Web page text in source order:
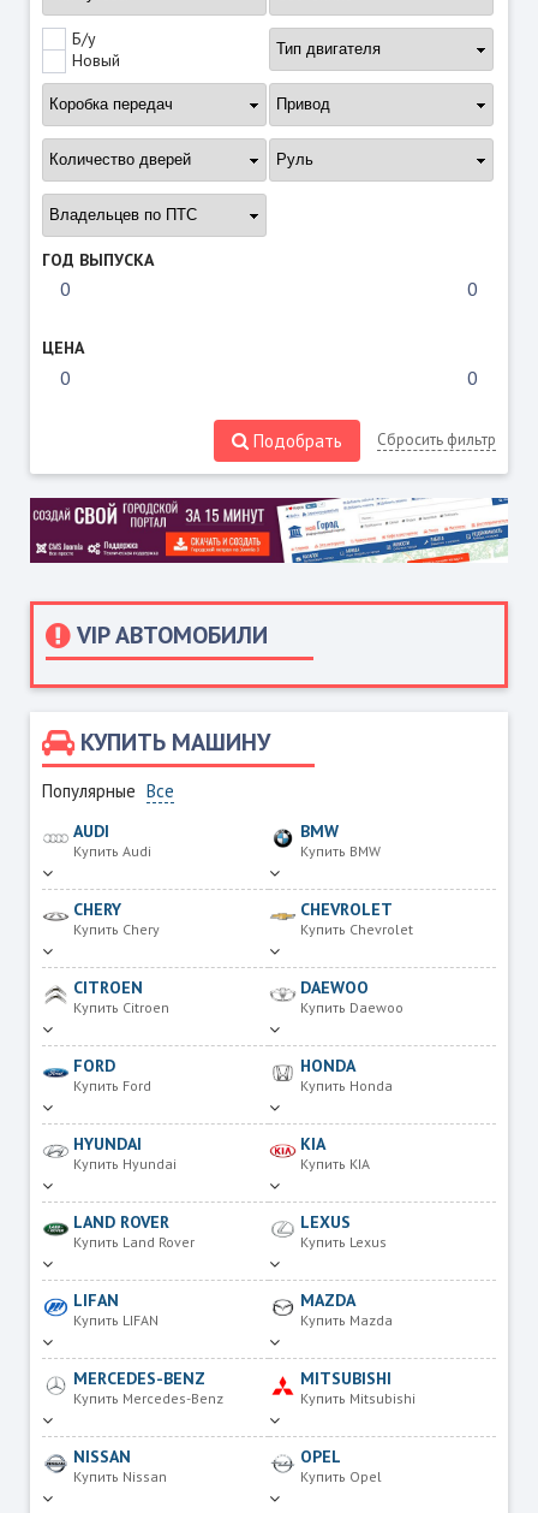
VIP АВТОМОБИЛИ
КУПИТЬ МАШИНУ
Популярные Все
AUDI
Купить Audi
BMW
Купить BMW
CHERY
Купить Chery
CHEVROLET
Купить Chevrolet
CITROEN
Купить Citroen
DAEWOO
Купить Daewoo
FORD
Купить Ford
HONDA
Купить Honda
HYUNDAI
Купить Hyundai
KIA
Купить KIA
LAND ROVER
Купить Land Rover
LEXUS
Купить Lexus
LIFAN
Купить LIFAN
MAZDA
Купить Mazda
MERCEDES-BENZ
Купить Mercedes-Benz
MITSUBISHI
Купить Mitsubishi
NISSAN
Купить Nissan
OPEL
Купить Opel
Б/у
Новый
ГОД ВЫПУСКА
ЦЕНА
Подобрать Сбросить фильтр